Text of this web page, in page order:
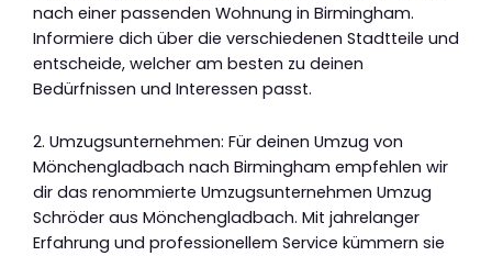
nach einer passenden Wohnung in Birmingham.
Informiere dich über die verschiedenen Stadtteile und
entscheide, welcher am besten zu deinen
Bedürfnissen und Interessen passt.
2. Umzugsunternehmen: Für deinen Umzug von
Mönchengladbach nach Birmingham empfehlen wir
dir das renommierte Umzugsunternehmen Umzug
Schröder aus Mönchengladbach. Mit jahrelanger
Erfahrung und professionellem Service kümmern sie